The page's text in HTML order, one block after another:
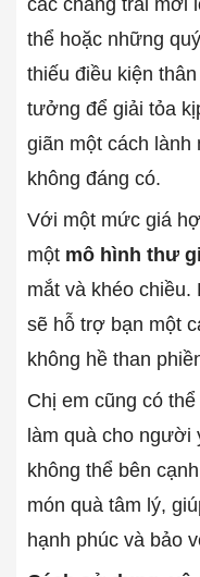
các chàng trai mới
thể hoặc những
thiếu điều kiện
tưởng để giải tỏa
giãn một cách lành
không đáng có.
Với một mức giá
một mô hình thư
mắt và khéo chiều.
sẽ hỗ trợ bạn một
không hề than
Chị em cũng có
làm quà cho người
không thể bên
món quà tâm lý,
hạnh phúc và bảo